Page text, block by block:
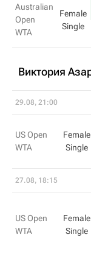
Australian
Open
WTA
Female
Single
Виктория
29.08, 21:00
US Open
WTA
Female
Single
27.08, 18:15
US Open
WTA
Female
Single